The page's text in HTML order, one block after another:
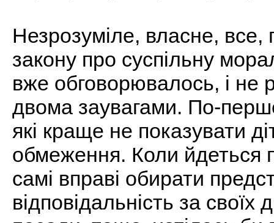
Незрозуміле, власне, все,
закону про суспільну
вже обговорювалось, і не
двома заувагами. По-
які краще не показувати
обмеження. Коли йдеться
самі вправі обирати
відповідальність за своїх